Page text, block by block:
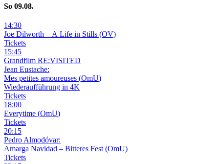
So 09.08.
14:30
Joe Dilworth – A Life in Stills (OV)
Tickets
15:45
Grandfilm RE:VISITED
Jean Eustache:
Mes petites amoureuses (OmU)
Wiederaufführung in 4K
Tickets
18:00
Everytime (OmU)
Tickets
20:15
Pedro Almodóvar:
Amarga Navidad – Bitteres Fest (OmU)
Tickets